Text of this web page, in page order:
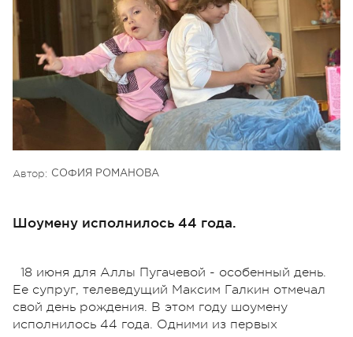
Автор: СОФИЯ РОМАНОВА
Шоумену исполнилось 44 года.
18 июня для Аллы Пугачевой - особенный день.
Ее супруг, телеведущий Максим Галкин отмечал
свой день рождения. В этом году шоумену
исполнилось 44 года. Одними из первых